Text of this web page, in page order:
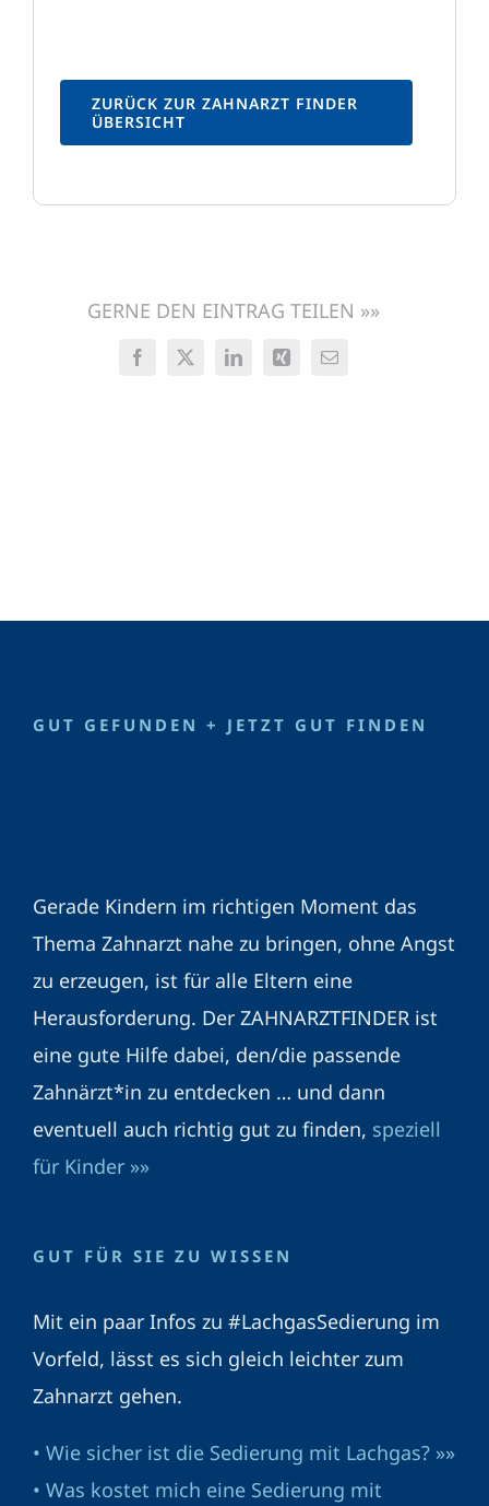
ZURÜCK ZUR ZAHNARZT FINDER
ÜBERSICHT
GERNE DEN EINTRAG TEILEN »»
Facebook
X LinkedInXing
E-
GUT GEFUNDEN + JETZT GUT FINDEN
Gerade Kindern im richtigen Moment das
Thema Zahnarzt nahe zu bringen, ohne Angst
zu erzeugen, ist für alle Eltern eine
Herausforderung. Der ZAHNARZTFINDER ist
eine gute Hilfe dabei, den/die passende
Zahnärzt*in zu entdecken … und dann
eventuell auch richtig gut zu finden, speziell
für Kinder »»
GUT FÜR SIE ZU WISSEN
Mit ein paar Infos zu #LachgasSedierung im
Vorfeld, lässt es sich gleich leichter zum
Zahnarzt gehen.
• Wie sicher ist die Sedierung mit Lachgas? »»
• Was kostet mich eine Sedierung mit